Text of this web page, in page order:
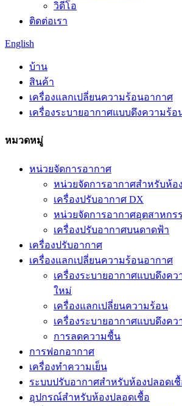
วิดีโอ
ติดต่อเรา
English
บ้าน
สินค้า
เครื่องแลกเปลี่ยนความร้อนอากาศ
เครื่องระบายอากาศแบบดึงความร้
หมวดหมู่
หน่วยจัดการอากาศ
หน่วยจัดการอากาศสำหรับห้อ
เครื่องปรับอากาศ DX
หน่วยจัดการอากาศอุตสาหกร
เครื่องปรับอากาศบนดาดฟ้า
เครื่องปรับอากาศ
เครื่องแลกเปลี่ยนความร้อนอากาศ
เครื่องระบายอากาศแบบดึงค
ใหม่
เครื่องแลกเปลี่ยนความร้อน
เครื่องระบายอากาศแบบดึงค
การลดความชื้น
การฟอกอากาศ
เครื่องทำความเย็น
ระบบปรับอากาศสำหรับห้องปลอดเ
อุปกรณ์สำหรับห้องปลอดเชื้อ